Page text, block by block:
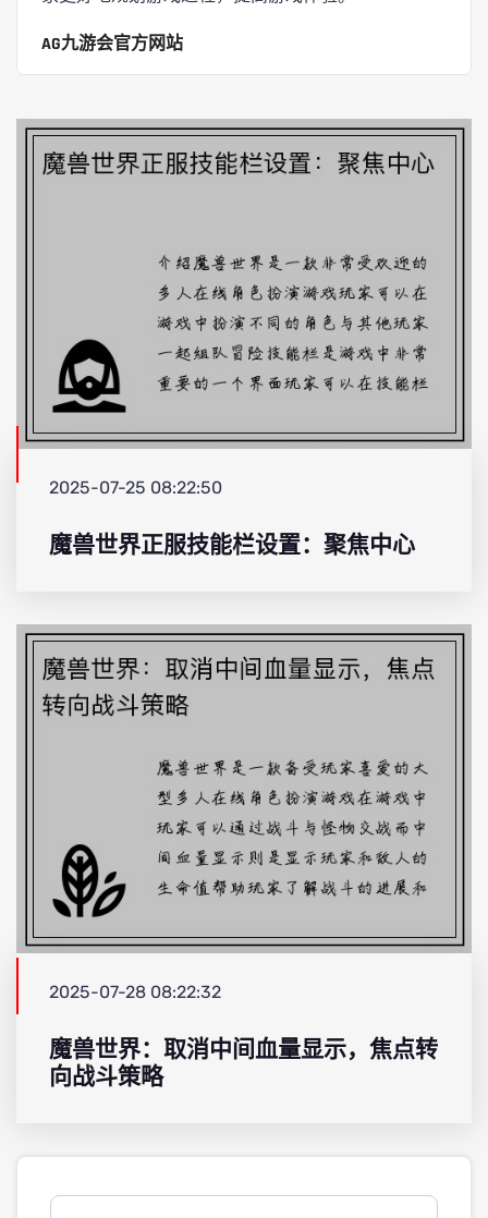
AG九游会官方网站
2025-07-25 08:22:50
魔兽世界正服技能栏设置：聚焦中心
2025-07-28 08:22:32
魔兽世界：取消中间血量显示，焦点转
向战斗策略